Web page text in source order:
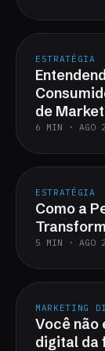
ESTRATÉGIA
de
6 MIN · AGO
ESTRATÉGIA
Como a
5 MIN · AGO
MARKETING
Você não
digital da